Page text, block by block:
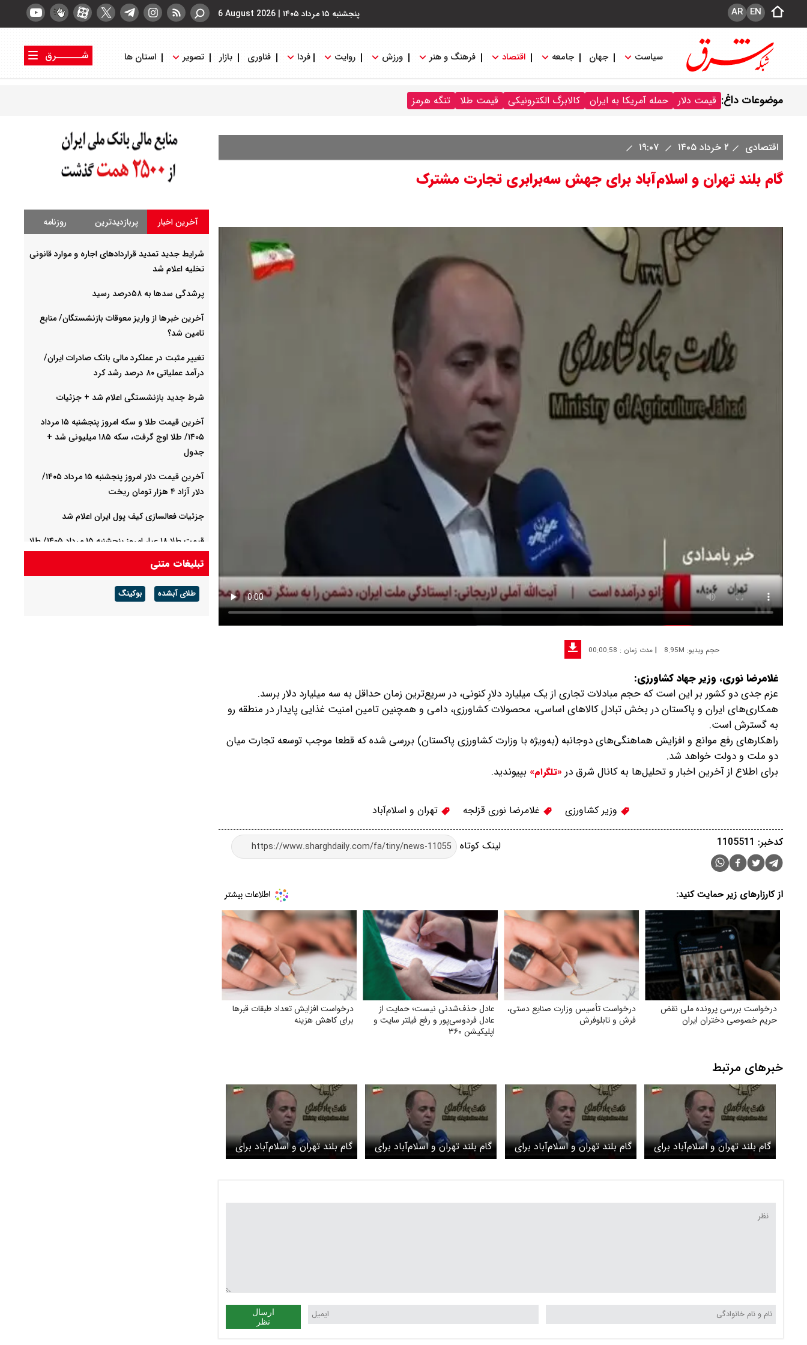
پنجشنبه ۱۵ مرداد ۱۴۰۵ |
6 August 2026 EN
AR
سیاست جهان جامعه اقتصاد فرهنگ و هنر ورزش روایت فردا فناوری بازار تصویر استان ها
شــــــرق
موضوعات داغ: قیمت دلار حمله آمریکا به ایران کالابرگ الکترونیکی قیمت طلا تنگه هرمز
اقتصادی ۲ خرداد ۱۴۰۵
گام بلند تهران و اسلام‌آباد برای جهش سه‌برابری تجارت مشترک
حجم ویدیو: 8.95M | مدت زمان : 00:00:58
غلامرضا نوری، وزیر جهاد کشاورزی:
عزم جدی دو کشور بر این است که حجم مبادلات تجاری از یک میلیارد دلارِ کنونی، در سریع‌ترین زمان حداقل به سه میلیارد دلار برسد.
همکاری‌های ایران و پاکستان در بخش تبادل کالاهای اساسی، محصولات کشاورزی، دامی و همچنین تامین امنیت غذایی پایدار در منطقه رو
به گسترش است.
راهکارهای رفع موانع و افزایش هماهنگی‌های دوجانبه (به‌ویژه با وزارت کشاورزی پاکستان) بررسی شده که قطعا موجب توسعه تجارت میان
دو ملت و دولت خواهد شد.
برای اطلاع از آخرین اخبار و تحلیل‌ها به کانال شرق در «تلگرام» بپیوندید.
وزیر کشاورزی غلامرضا نوری قزلجه تهران و اسلام‌آباد
لینک کوتاه کدخبر: 1105511
از کارزارهای زیر حمایت کنید:
درخواست بررسی پرونده ملی نقض
حریم خصوصی دختران ایران
درخواست تأسیس وزارت صنایع دستی،
فرش و تابلوفرش
عادل حذف‌شدنی نیست؛ حمایت از
عادل فردوسی‌پور و رفع فیلتر سایت و
اپلیکیشن ۳۶۰
درخواست افزایش تعداد طبقات قبر‌ها
برای کاهش هزینه
خبرهای مرتبط
گام بلند تهران و اسلام‌آباد برای
جهش سه‌برابری تجارت مشترک
گام بلند تهران و اسلام‌آباد برای
جهش سه‌برابری تجارت مشترک
گام بلند تهران و اسلام‌آباد برای
جهش سه‌برابری تجارت مشترک
گام بلند تهران و اسلام‌آباد برای
جهش سه‌برابری تجارت مشترک
ارسال
نظر
آخرین اخبار پربازدیدترین روزنامه
شرایط جدید تمدید قراردادهای اجاره و موارد قانونی
تخلیه اعلام شد
پرشدگی سدها به ۵۸درصد رسید
آخرین خبرها از واریز معوقات بازنشستگان/ منابع
تامین شد؟
تغییر مثبت در عملکرد مالی بانک صادرات ایران/
درآمد عملیاتی ۸۰ درصد رشد کرد
شرط جدید بازنشستگی اعلام شد + جزئیات
آخرین قیمت طلا و سکه امروز پنجشنبه ۱۵ مرداد
۱۴۰۵/ طلا اوج گرفت، سکه ۱۸۵ میلیونی شد +
جدول
آخرین قیمت دلار امروز پنجشنبه ۱۵ مرداد ۱۴۰۵/
دلار آزاد ۴ هزار تومان ریخت
جزئیات فعالسازی کیف پول ایران اعلام شد
قیمت طلا ۱۸ عیار امروز پنجشنبه ۱۵ مرداد ۱۴۰۵/ طلا
دوباره صعودی شد
قیمت انس جهانی طلا امروز پنجشنبه ۱۵ مرداد
۱۴۰۵/ قیمت طلا رکورد شکست
تبلیغات متنی
طلای آبشده بوکینگ